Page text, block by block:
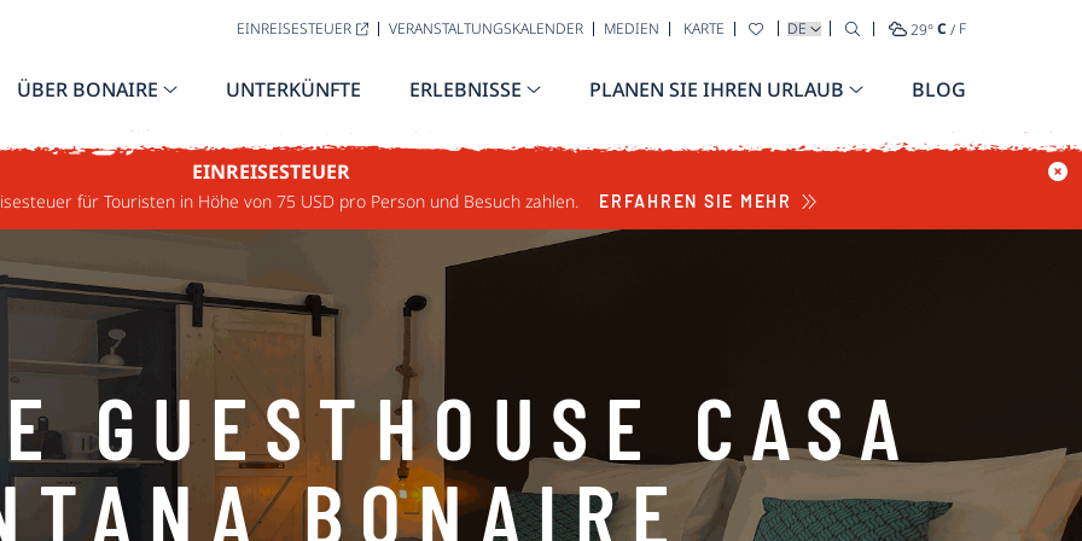
EINREISESTEUER VERANSTALTUNGSKALENDER MEDIEN KARTE WÄHLEN SIE IHRE SPRACHE AUS
29°C / F
ÜBER BONAIRE UNTERKÜNFTE ERLEBNISSE PLANEN SIE IHREN URLAUB BLOG
EINREISESTEUER
für Touristen in Höhe von 75 USD pro Person und Besuch zahlen. ERFAHREN SIE MEHR
GUESTHOUSE CASA
BONAIRE